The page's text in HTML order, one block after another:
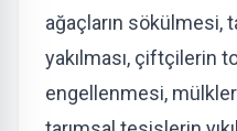
ağaçların sökülmesi,
yakılması, çiftçilerin
engellenmesi,